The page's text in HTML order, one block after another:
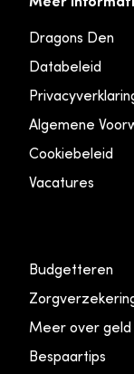
Dragons Den
Databeleid
Algemene
Cookiebeleid
Vacatures
Budgetteren
Meer over geld
Bespaartips